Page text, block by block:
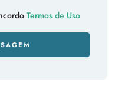
Termos de Uso